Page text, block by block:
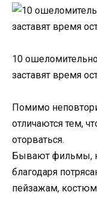
10
заставят время
Помимо
отличаются тем,
оторваться.
Бывают фильмы,
благодаря
пейзажам,